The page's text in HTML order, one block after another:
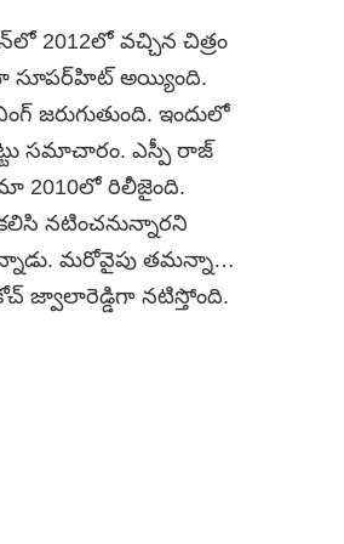
2012లో వ‌చ్చిన చిత్రం
సూప‌ర్‌హిట్ అయ్యింది.
జ‌రుగుతుంది. ఇందులో
స‌మాచారం. ఎస్పీ రాజ్​
2010లో రిలీజైంది.
నటించనున్నారని
మ‌రోవైపు త‌మ‌న్నా…
జ్వాలారెడ్డి​గా నటిస్తోంది.